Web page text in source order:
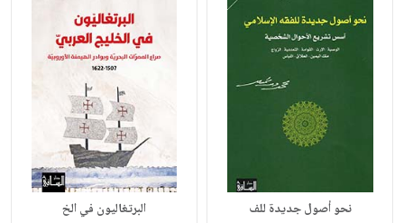
نحو أصول جديدة للف البرتغاليون في الخ